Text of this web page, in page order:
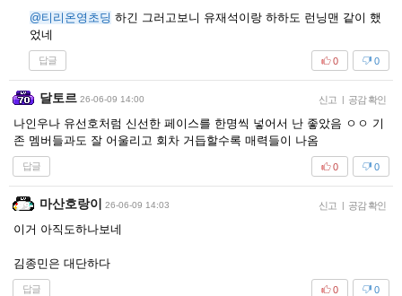
@티리온영초딩 하긴 그러고보니 유재석이랑 하하도 런닝맨 같이 했
었네
답글 0
0
달토르 26-06-09 14:00 신고 | 공감 확인
나인우나 유선호처럼 신선한 페이스를 한명씩 넣어서 난 좋았음 ㅇㅇ 기
존 멤버들과도 잘 어울리고 회차 거듭할수록 매력들이 나옴
답글 0
0
마산호랑이 26-06-09 14:03 신고 | 공감 확인
이거 아직도하나보네
김종민은 대단하다
답글 0
0